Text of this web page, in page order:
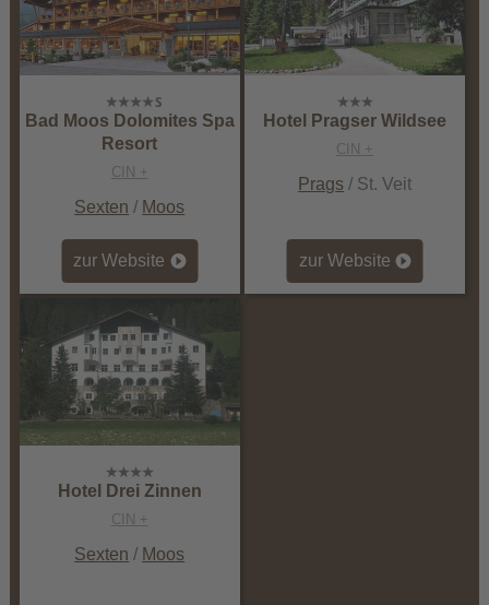
Bad Moos Dolomites Spa
Resort
CIN +
Sexten / Moos
zur Website
Hotel Pragser Wildsee
CIN +
Prags / St. Veit
zur Website
Hotel Drei Zinnen
CIN +
Sexten / Moos